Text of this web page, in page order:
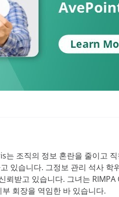
는 조직의 정보 혼란을 줄이고
있습니다. 그정보 관리 석사 학
뢰받고 있습니다. 그녀는
회장을 역임한 바 있습니다.